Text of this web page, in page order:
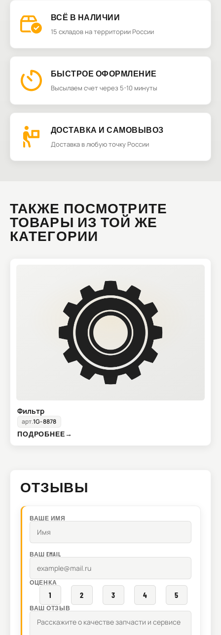
ВСЁ В НАЛИЧИИ
15 складов на территории России
БЫСТРОЕ ОФОРМЛЕНИЕ
Высылаем счет через 5-10 минуты
ДОСТАВКА И САМОВЫВОЗ
Доставка в любую точку России
ТАКЖЕ ПОСМОТРИТЕ
ТОВАРЫ ИЗ ТОЙ ЖЕ
КАТЕГОРИИ
Фильтр
арт.1G-8878
ПОДРОБНЕЕ→
ОТЗЫВЫ
ВАШЕ ИМЯ
ВАШ EMAIL
ОЦЕНКА
1 2 3 4 5
ВАШ ОТЗЫВ